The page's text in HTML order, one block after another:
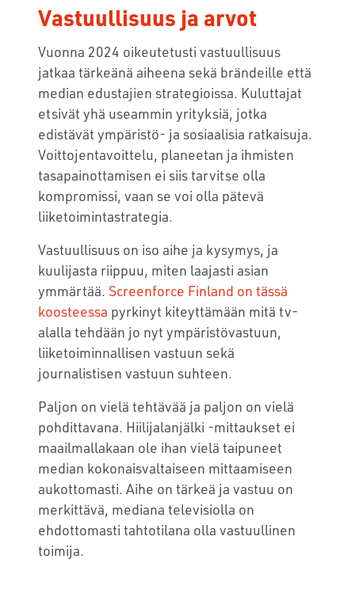
Vastuullisuus ja arvot
Vuonna 2024 oikeutetusti vastuullisuus
jatkaa tärkeänä aiheena sekä brändeille että
median edustajien strategioissa. Kuluttajat
etsivät yhä useammin yrityksiä, jotka
edistävät ympäristö- ja sosiaalisia ratkaisuja.
Voittojentavoittelu, planeetan ja ihmisten
tasapainottamisen ei siis tarvitse olla
kompromissi, vaan se voi olla pätevä
liiketoimintastrategia.
Vastuullisuus on iso aihe ja kysymys, ja
kuulijasta riippuu, miten laajasti asian
ymmärtää. Screenforce Finland on tässä
koosteessa pyrkinyt kiteyttämään mitä tv-
alalla tehdään jo nyt ympäristövastuun,
liiketoiminnallisen vastuun sekä
journalistisen vastuun suhteen.
Paljon on vielä tehtävää ja paljon on vielä
pohdittavana. Hiilijalanjälki -mittaukset ei
maailmallakaan ole ihan vielä taipuneet
median kokonaisvaltaiseen mittaamiseen
aukottomasti. Aihe on tärkeä ja vastuu on
merkittävä, mediana televisiolla on
ehdottomasti tahtotilana olla vastuullinen
toimija.